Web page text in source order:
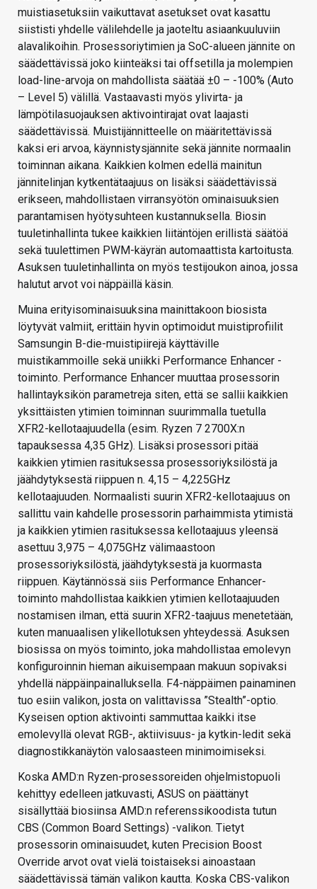
muistiasetuksiin vaikuttavat asetukset ovat kasattu
siististi yhdelle välilehdelle ja jaoteltu asiaankuuluviin
alavalikoihin. Prosessoriytimien ja SoC-alueen jännite on
säädettävissä joko kiinteäksi tai offsetilla ja molempien
load-line-arvoja on mahdollista säätää ±0 – -100% (Auto
– Level 5) välillä. Vastaavasti myös ylivirta- ja
lämpötilasuojauksen aktivointirajat ovat laajasti
säädettävissä. Muistijännitteelle on määritettävissä
kaksi eri arvoa, käynnistysjännite sekä jännite normaalin
toiminnan aikana. Kaikkien kolmen edellä mainitun
jännitelinjan kytkentätaajuus on lisäksi säädettävissä
erikseen, mahdollistaen virransyötön ominaisuuksien
parantamisen hyötysuhteen kustannuksella. Biosin
tuuletinhallinta tukee kaikkien liitäntöjen erillistä säätöä
sekä tuulettimen PWM-käyrän automaattista kartoitusta.
Asuksen tuuletinhallinta on myös testijoukon ainoa, jossa
halutut arvot voi näppäillä käsin.
Muina erityisominaisuuksina mainittakoon biosista
löytyvät valmiit, erittäin hyvin optimoidut muistiprofiilit
Samsungin B-die-muistipiirejä käyttäville
muistikammoille sekä uniikki Performance Enhancer -
toiminto. Performance Enhancer muuttaa prosessorin
hallintayksikön parametreja siten, että se sallii kaikkien
yksittäisten ytimien toiminnan suurimmalla tuetulla
XFR2-kellotaajuudella (esim. Ryzen 7 2700X:n
tapauksessa 4,35 GHz). Lisäksi prosessori pitää
kaikkien ytimien rasituksessa prosessoriyksilöstä ja
jäähdytyksestä riippuen n. 4,15 – 4,225GHz
kellotaajuuden. Normaalisti suurin XFR2-kellotaajuus on
sallittu vain kahdelle prosessorin parhaimmista ytimistä
ja kaikkien ytimien rasituksessa kellotaajuus yleensä
asettuu 3,975 – 4,075GHz välimaastoon
prosessoriyksilöstä, jäähdytyksestä ja kuormasta
riippuen. Käytännössä siis Performance Enhancer-
toiminto mahdollistaa kaikkien ytimien kellotaajuuden
nostamisen ilman, että suurin XFR2-taajuus menetetään,
kuten manuaalisen ylikellotuksen yhteydessä. Asuksen
biosissa on myös toiminto, joka mahdollistaa emolevyn
konfiguroinnin hieman aikuisempaan makuun sopivaksi
yhdellä näppäinpainalluksella. F4-näppäimen painaminen
tuo esiin valikon, josta on valittavissa ”Stealth”-optio.
Kyseisen option aktivointi sammuttaa kaikki itse
emolevyllä olevat RGB-, aktiivisuus- ja kytkin-ledit sekä
diagnostikkanäytön valosaasteen minimoimiseksi.
Koska AMD:n Ryzen-prosessoreiden ohjelmistopuoli
kehittyy edelleen jatkuvasti, ASUS on päättänyt
sisällyttää biosiinsa AMD:n referenssikoodista tutun
CBS (Common Board Settings) -valikon. Tietyt
prosessorin ominaisuudet, kuten Precision Boost
Override arvot ovat vielä toistaiseksi ainoastaan
säädettävissä tämän valikon kautta. Koska CBS-valikon